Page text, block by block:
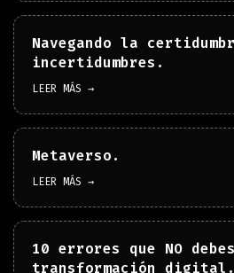
Navegando la
incertidumbres.
LEER MÁS →
Metaverso.
LEER MÁS →
10 errores que NO
transformación digital.